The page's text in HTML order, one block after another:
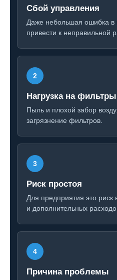
Сбой управления
Даже небольшая ошибка в
привести к неправильной
Нагрузка на фильтры
Пыль и плохой забор
загрязнение фильтров.
Риск простоя
Для предприятия это риск
и дополнительных
Причина проблемы